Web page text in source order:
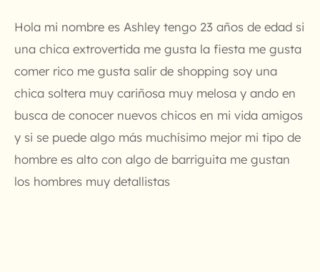
Hola mi nombre es Ashley tengo 23 años de edad si
una chica extrovertida me gusta la fiesta me gusta
comer rico me gusta salir de shopping soy una
chica soltera muy cariñosa muy melosa y ando en
busca de conocer nuevos chicos en mi vida amigos
y si se puede algo más muchísimo mejor mi tipo de
hombre es alto con algo de barriguita me gustan
los hombres muy detallistas